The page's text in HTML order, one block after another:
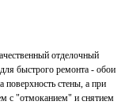
отделочный
быстрого ремонта - обои
поверхность стены, а при
с "отмоканием" и снятием